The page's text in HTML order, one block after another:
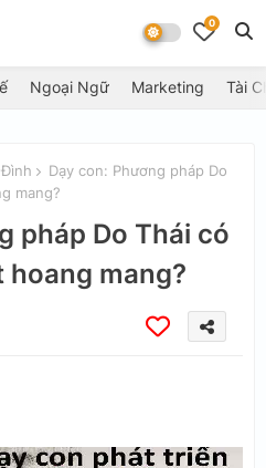
0
Ngoại Ngữ Marketing Tài
Dạy con: Phương pháp Do
mang?
pháp Do Thái có
hoang mang?